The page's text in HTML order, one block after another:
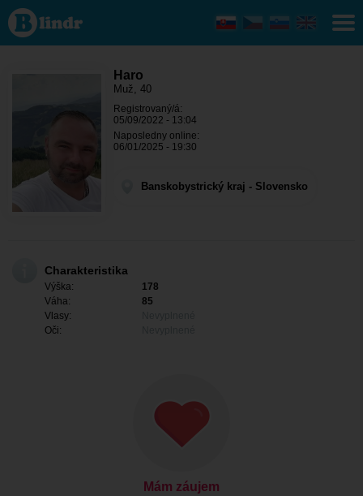
Haro - On hľadá
niekoho
Banskobystrický
kraj - Dudince
Haro
Muž, 40
Registrovaný/á:
05/09/2022 - 13:04
Naposledny online:
06/01/2025 - 19:30
Banskobystrický kraj - Slovensko
Charakteristika
Výška:
178
Váha:
85
Vlasy:
Oči:
Mám záujem